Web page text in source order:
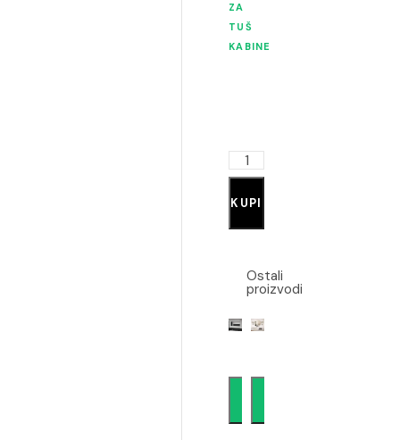
ZA
TUŠ
KABINE
KUPI
Ostali
proizvodi